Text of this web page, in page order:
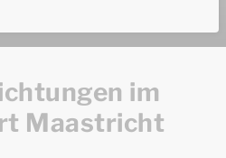
im
Maastricht